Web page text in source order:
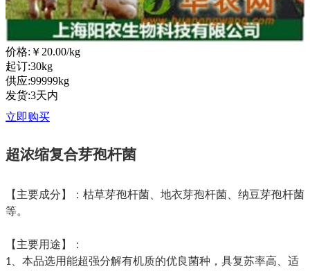
价格: ￥20.00/kg
起订:30kg
供应:99999kg
发货:3天内
立即购买
超浓缩复合芽孢杆菌
【主要成分】：枯草芽孢杆菌、地衣芽孢杆菌、纳豆芽孢杆菌
等。
【主要用途】：
1、本品选用能超强分解有机质的优良菌种，具复苏率高、适